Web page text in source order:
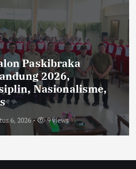
Ruang Kelas SMPN 2
CV Cipta Purnama
Langgar Aturan
dan K3
Agustus 6, 2026 27 views